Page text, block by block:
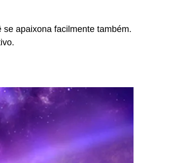
apaixona facilmente também.